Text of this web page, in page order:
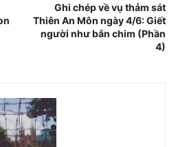
Ghi chép về vụ thảm sát
Thiên An Môn ngày 4/6: Giết
người như bắn chim (Phần
4)